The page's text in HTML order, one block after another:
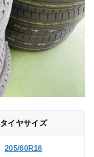
タイヤサイズ
205/60R16